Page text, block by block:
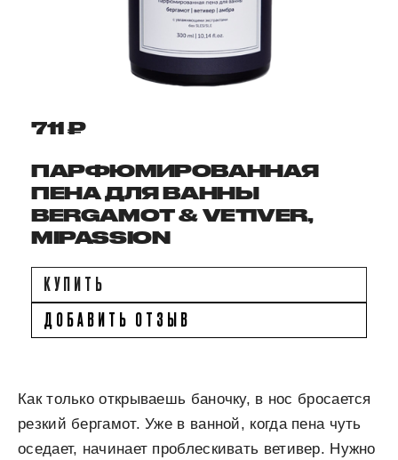
711 ₽
ПАРФЮМИРОВАННАЯ
ПЕНА ДЛЯ ВАННЫ
BERGAMOT & VETIVER,
MIPASSION
КУПИТЬ
ДОБАВИТЬ ОТЗЫВ
Как только открываешь баночку, в нос бросается
резкий бергамот. Уже в ванной, когда пена чуть
оседает, начинает проблескивать ветивер. Нужно